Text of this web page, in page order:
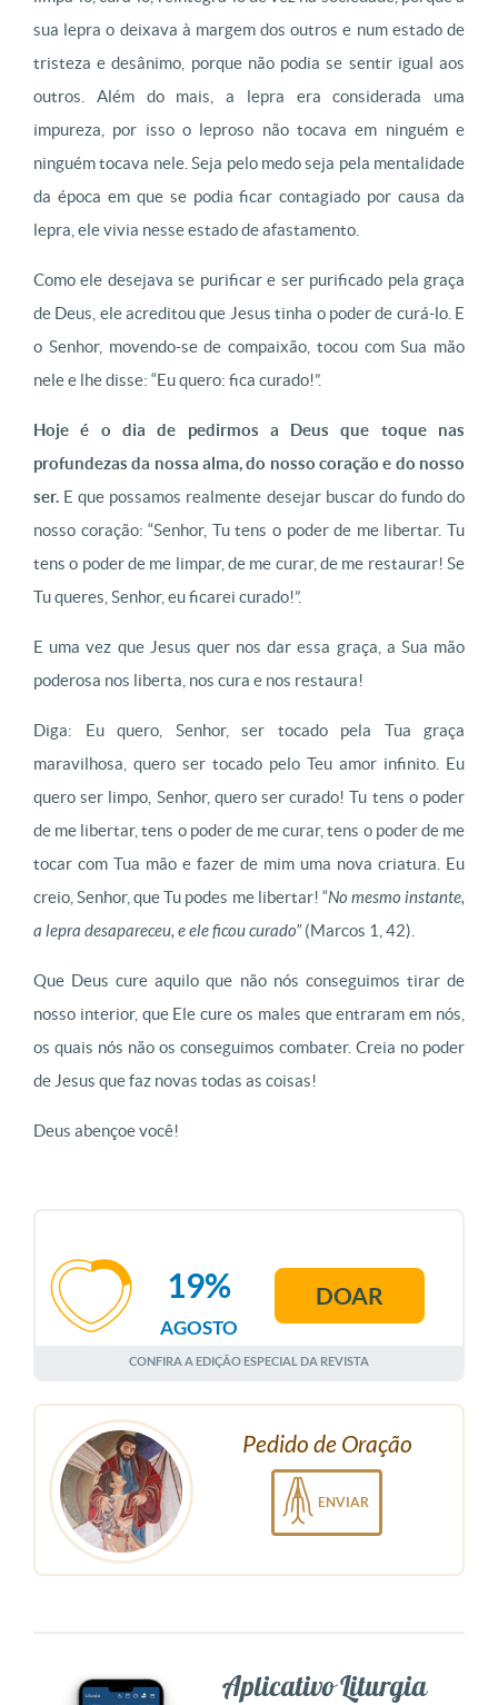
sua lepra o deixava à margem dos outros e num estado de
tristeza e desânimo, porque não podia se sentir igual aos
outros. Além do mais, a lepra era considerada uma
impureza, por isso o leproso não tocava em ninguém e
ninguém tocava nele. Seja pelo medo seja pela mentalidade
da época em que se podia ficar contagiado por causa da
lepra, ele vivia nesse estado de afastamento.
Como ele desejava se purificar e ser purificado pela graça
de Deus, ele acreditou que Jesus tinha o poder de curá-lo. E
o Senhor, movendo-se de compaixão, tocou com Sua mão
nele e lhe disse: “Eu quero: fica curado!”.
Hoje é o dia de pedirmos a Deus que toque nas
profundezas da nossa alma, do nosso coração e do nosso
ser. E que possamos realmente desejar buscar do fundo do
nosso coração: “Senhor, Tu tens o poder de me libertar. Tu
tens o poder de me limpar, de me curar, de me restaurar! Se
Tu queres, Senhor, eu ficarei curado!”.
E uma vez que Jesus quer nos dar essa graça, a Sua mão
poderosa nos liberta, nos cura e nos restaura!
Diga: Eu quero, Senhor, ser tocado pela Tua graça
maravilhosa, quero ser tocado pelo Teu amor infinito. Eu
quero ser limpo, Senhor, quero ser curado! Tu tens o poder
de me libertar, tens o poder de me curar, tens o poder de me
tocar com Tua mão e fazer de mim uma nova criatura. Eu
creio, Senhor, que Tu podes me libertar! “No mesmo instante,
a lepra desapareceu, e ele ficou curado”(Marcos 1, 42).
Que Deus cure aquilo que não nós conseguimos tirar de
nosso interior, que Ele cure os males que entraram em nós,
os quais nós não os conseguimos combater. Creia no poder
de Jesus que faz novas todas as coisas!
Deus abençoe você!
AGOSTO
19% DOAR
CONFIRA A EDIÇÃO ESPECIAL DA REVISTA
Pedido de Oração
ENVIAR
Aplicativo Liturgia